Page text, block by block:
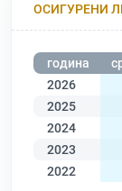
ОСИГУРЕНИ
година
2026
2025
2024
2023
2022